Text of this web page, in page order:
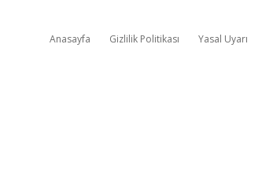
Anasayfa Gizlilik Politikası Yasal Uyarı